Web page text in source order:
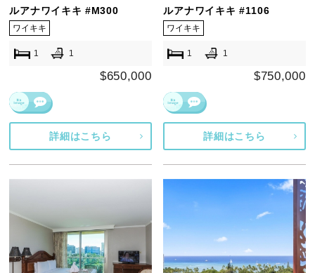
ルアナワイキキ #M300
ワイキキ
1 1
$650,000
詳細はこちら
ルアナワイキキ #1106
ワイキキ
1 1
$750,000
詳細はこちら